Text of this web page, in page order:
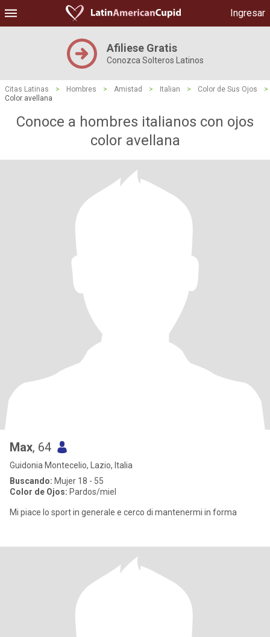
Ingresar
Afiliese Gratis
Conozca Solteros Latinos
Citas Latinas > Hombres > Amistad > Italian > Color de Sus Ojos
>
Color avellana
Conoce a hombres italianos con ojos
color avellana
Max, 64
Guidonia Montecelio, Lazio, Italia
Buscando: Mujer 18 - 55
Color de Ojos: Pardos/miel
Mi piace lo sport in generale e cerco di mantenermi in forma